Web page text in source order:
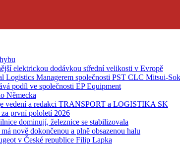
elektrickou dodávkou střední velikosti v Evropě
Logistics Managerem společnosti PST CLC Mitsui-
podíl ve společnosti EP Equipment
Německa
vedení a redakci TRANSPORT a LOGISTIKA SK
první pololetí 2026
dominují, železnice se stabilizovala
nově dokončenou a plně obsazenou halu
v České republice Filip Lapka